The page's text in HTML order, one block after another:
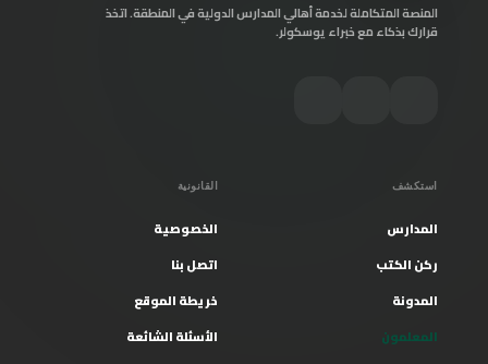
المنصة المتكاملة لخدمة أهالي المدارس الدولية في المنطقة. اتخذ
قرارك بذكاء مع خبراء يوسكولر.
استكشف
المدارس
ركن الكتب
المدونة
المعلمون
القانونية
الخصوصية
اتصل بنا
خريطة الموقع
الأسئلة الشائعة